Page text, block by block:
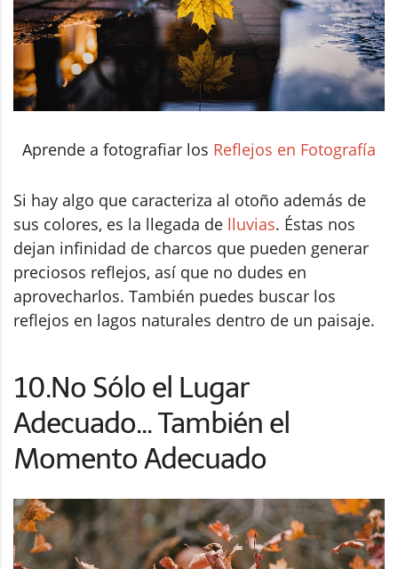
Aprende a fotografiar los Reflejos en Fotografía
Si hay algo que caracteriza al otoño además de
sus colores, es la llegada de lluvias. Éstas nos
dejan infinidad de charcos que pueden generar
preciosos reflejos, así que no dudes en
aprovecharlos. También puedes buscar los
reflejos en lagos naturales dentro de un paisaje.
10.No Sólo el Lugar
Adecuado... También el
Momento Adecuado